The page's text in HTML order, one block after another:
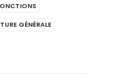
GÉNÉRALE